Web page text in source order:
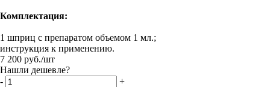
Комплектация:
1 шприц с препаратом объемом 1 мл.;
инструкция к применению.
7 200 руб./шт
Нашли дешевле?
-
+